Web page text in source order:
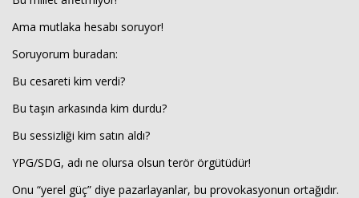
Ama mutlaka hesabı soruyor!
Soruyorum buradan:
Bu cesareti kim verdi?
Bu taşın arkasında kim durdu?
Bu sessizliği kim satın aldı?
YPG/SDG, adı ne olursa olsun terör örgütüdür!
Onu “yerel güç” diye pazarlayanlar, bu provokasyonun ortağıdır.